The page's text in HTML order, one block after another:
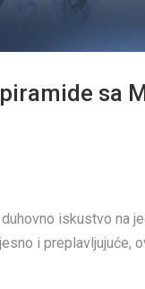
sa
iskustvo na
i preplavljujuće,